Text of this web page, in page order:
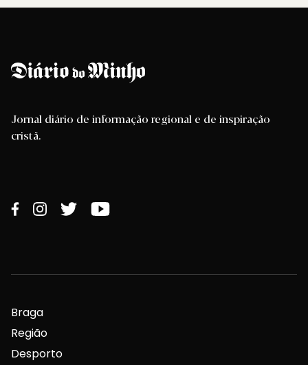
Jornal diário de informação regional e de inspiração
cristã.
Braga
Região
Desporto